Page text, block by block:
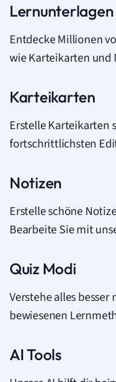
Lernunterlagen
Entdecke Millionen
wie Karteikarten und
Karteikarten
Erstelle Karteikarten
fortschrittlichsten
Notizen
Erstelle schöne
Bearbeite Sie mit
Quiz Modi
Verstehe alles
bewiesenen
AI Tools